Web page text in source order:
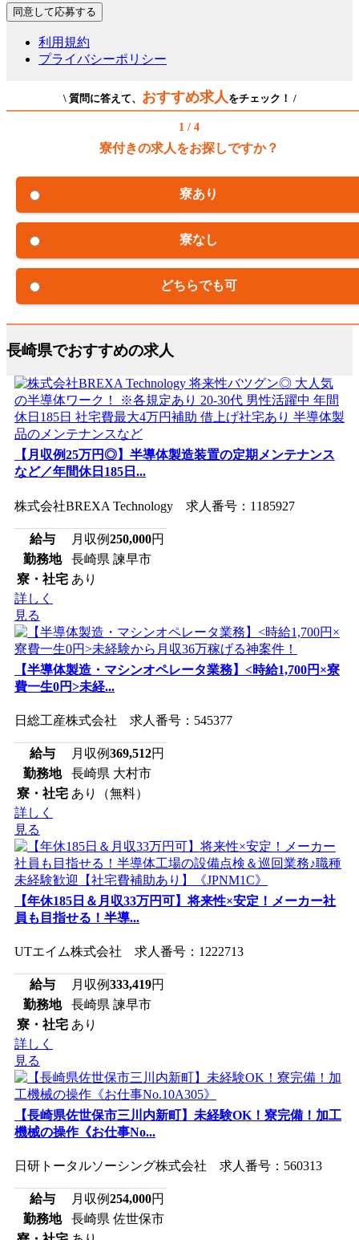
利用規約
プライバシーポリシー
\ 質問に答えて、 おすすめ求人 をチェック！ /
1 / 4
寮付きの求人をお探しですか？
寮あり
寮なし
どちらでも可
長崎県でおすすめの求人
【月収例25万円◎】半導体製造装置の定期メンテナンス
など／年間休日185日...
株式会社BREXA Technology 求人番号：1185927
給与 月収例250,000円
勤務地
長崎県 諫早市
寮・社宅 あり
詳しく
見る
【半導体製造・マシンオペレータ業務】<時給1,700円×寮
費一生0円>未経...
日総工産株式会社 求人番号：545377
給与 月収例369,512円
勤務地
長崎県 大村市
寮・社宅 あり（無料）
詳しく
見る
【年休185日＆月収33万円可】将来性×安定！メーカー社
員も目指せる！半導...
UTエイム株式会社 求人番号：1222713
給与 月収例333,419円
勤務地
長崎県 諫早市
寮・社宅 あり
詳しく
見る
【長崎県佐世保市三川内新町】未経験OK！寮完備！加工
機械の操作《お仕事No...
日研トータルソーシング株式会社 求人番号：560313
給与 月収例254,000円
勤務地
長崎県 佐世保市